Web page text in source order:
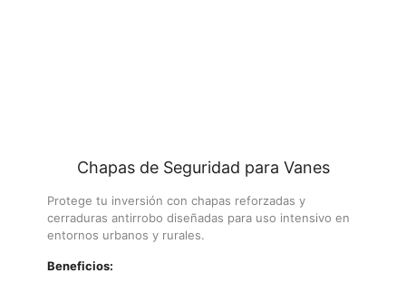
Chapas de Seguridad para Vanes
Protege tu inversión con chapas reforzadas y
cerraduras antirrobo diseñadas para uso intensivo en
entornos urbanos y rurales.
Beneficios: